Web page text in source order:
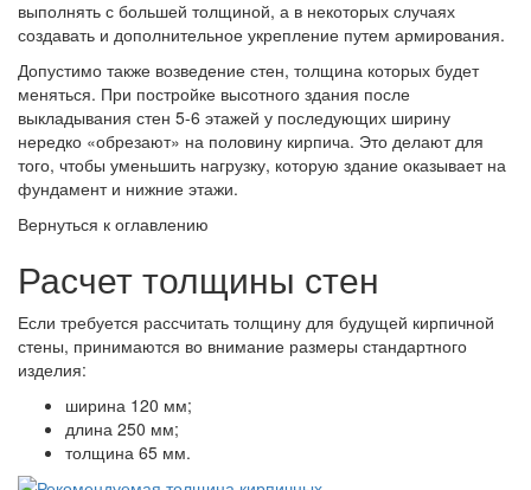
выполнять с большей толщиной, а в некоторых случаях
создавать и дополнительное укрепление путем армирования.
Допустимо также возведение стен, толщина которых будет
меняться. При постройке высотного здания после
выкладывания стен 5-6 этажей у последующих ширину
нередко «обрезают» на половину кирпича. Это делают для
того, чтобы уменьшить нагрузку, которую здание оказывает на
фундамент и нижние этажи.
Вернуться к оглавлению
Расчет толщины стен
Если требуется рассчитать толщину для будущей кирпичной
стены, принимаются во внимание размеры стандартного
изделия:
ширина 120 мм;
длина 250 мм;
толщина 65 мм.